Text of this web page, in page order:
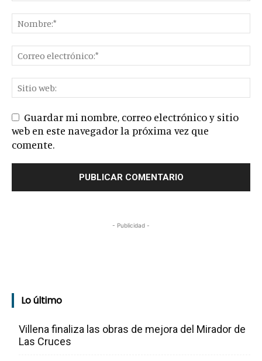
Guardar mi nombre, correo electrónico y sitio
web en este navegador la próxima vez que
comente.
- Publicidad -
Lo último
Villena finaliza las obras de mejora del Mirador de
Las Cruces